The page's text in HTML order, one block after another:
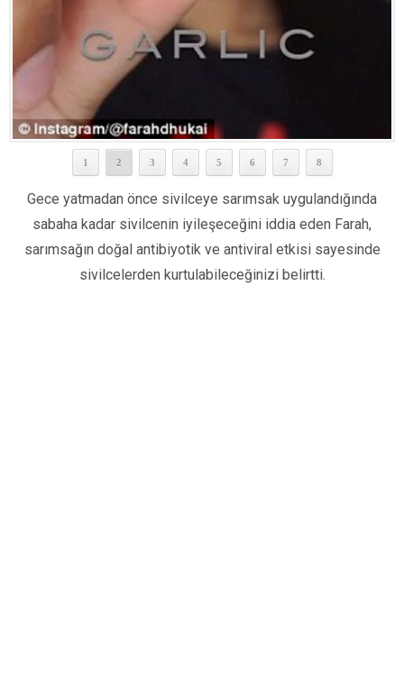
1 2 3 4 5 6 7 8
Gece yatmadan önce sivilceye sarımsak uygulandığında
sabaha kadar sivilcenin iyileşeceğini iddia eden Farah,
sarımsağın doğal antibiyotik ve antiviral etkisi sayesinde
sivilcelerden kurtulabileceğinizi belirtti.